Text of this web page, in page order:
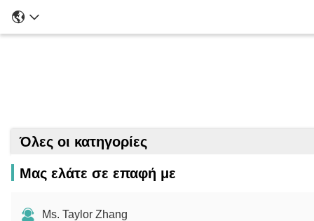
Όλες οι κατηγορίες
Μας ελάτε σε επαφή με
Ms. Taylor Zhang